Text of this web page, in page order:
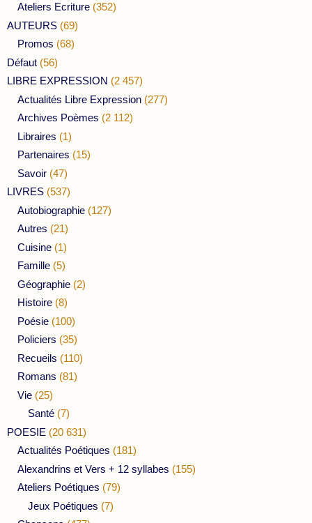
Ateliers Ecriture (352)
AUTEURS (69)
Promos (68)
Défaut (56)
LIBRE EXPRESSION (2 457)
Actualités Libre Expression (277)
Archives Poèmes (2 112)
Libraires (1)
Partenaires (15)
Savoir (47)
LIVRES (537)
Autobiographie (127)
Autres (21)
Cuisine (1)
Famille (5)
Géographie (2)
Histoire (8)
Poésie (100)
Policiers (35)
Recueils (110)
Romans (81)
Vie (25)
Santé (7)
POESIE (20 631)
Actualités Poétiques (181)
Alexandrins et Vers + 12 syllabes (155)
Ateliers Poétiques (79)
Jeux Poétiques (7)